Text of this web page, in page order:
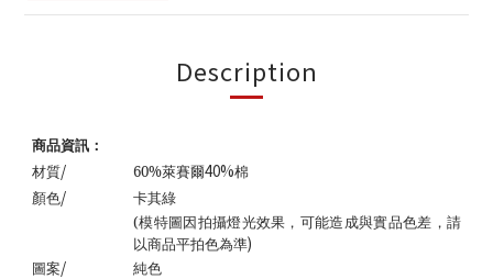
Description
商品資訊：
材質/ 60%萊賽爾40%棉
顏色/
卡其綠
(模特圖因拍攝燈光效果，可能造成與實品色差，請
以商品平拍色為準)
圖案/ 純色